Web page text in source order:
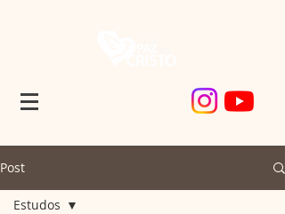
Post
Estudos